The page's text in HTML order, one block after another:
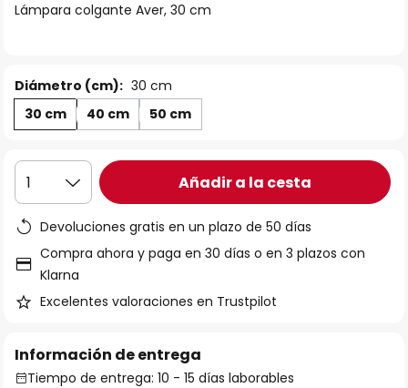
galería
Lámpara colgante Aver, 30 cm
Diámetro (cm): 30 cm
30 cm
40 cm 50 cm
1 Añadir a la cesta
Devoluciones gratis en un plazo de 50 días
Compra ahora y paga en 30 días o en 3 plazos con
Klarna
Excelentes valoraciones en Trustpilot
Información de entrega
Tiempo de entrega: 10 - 15 días laborables